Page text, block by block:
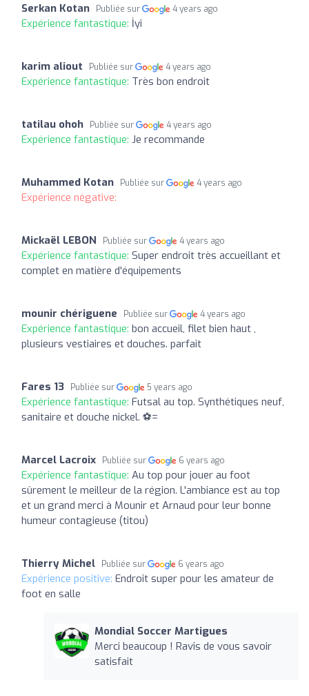
Serkan Kotan Publiée sur 4 years ago
Expérience fantastique: İyi
karim aliout Publiée sur 4 years ago
Expérience fantastique: Très bon endroit
tatilau ohoh Publiée sur 4 years ago
Expérience fantastique: Je recommande
Muhammed Kotan Publiée sur 4 years ago
Expérience négative:
Mickaël LEBON Publiée sur 4 years ago
Expérience fantastique: Super endroit très accueillant et
complet en matière d'équipements
mounir chériguene Publiée sur 4 years ago
Expérience fantastique: bon accueil, filet bien haut ,
plusieurs vestiaires et douches. parfait
Fares 13 Publiée sur 5 years ago
Expérience fantastique: Futsal au top. Synthétiques neuf,
sanitaire et douche nickel. ⚽=
Marcel Lacroix Publiée sur 6 years ago
Expérience fantastique: Au top pour jouer au foot
sûrement le meilleur de la région. L'ambiance est au top
et un grand merci à Mounir et Arnaud pour leur bonne
humeur contagieuse (titou)
Thierry Michel Publiée sur 6 years ago
Expérience positive: Endroit super pour les amateur de
foot en salle
Mondial Soccer Martigues
Merci beaucoup ! Ravis de vous savoir
satisfait